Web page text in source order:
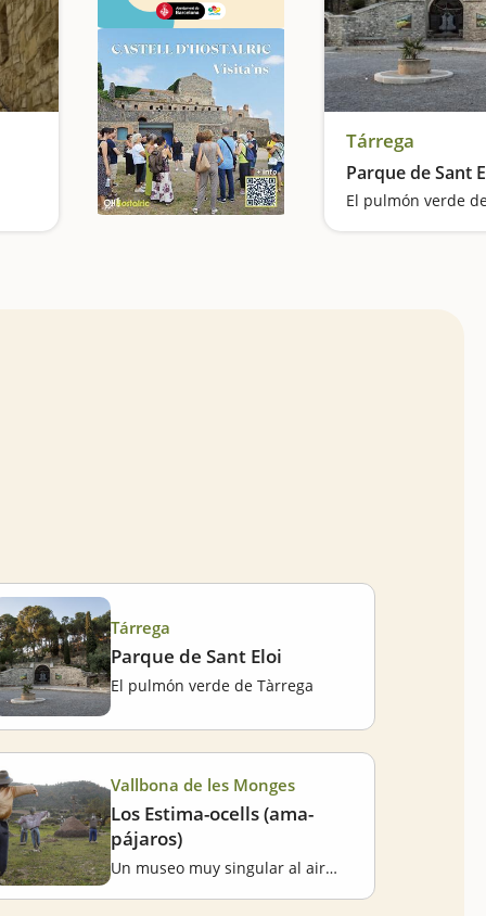
Visitamos un pueblo que ha inspirado a poetas, escritores y artistas
Tárrega
Parque de Sant
El pulmón verde
Tárrega
Parque de Sant Eloi
El pulmón verde de Tàrrega
Vallbona de les Monges
Los Estima-ocells (ama-
pájaros)
Un museo muy singular al aire libre